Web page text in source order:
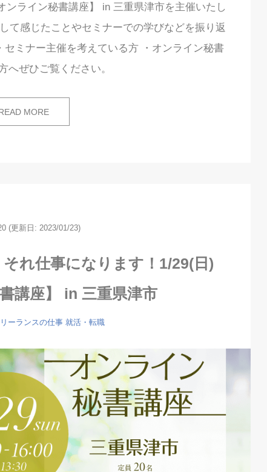
ライン秘書講座】 in 三重県津市を主催いたし
感じたことやセミナーでの学びなどを振り返
ミナー主催を考えている方 ・オンライン秘書
へぜひご覧ください。
MORE
(更新日: 2023/01/23)
それ仕事になります！1/29(日)
講座】 in 三重県津市
ーランスの仕事 就活・転職